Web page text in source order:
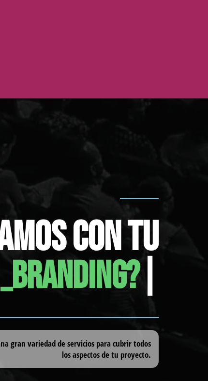
CON TU
|
gran variedad de servicios para cubrir todos
los aspectos de tu proyecto.